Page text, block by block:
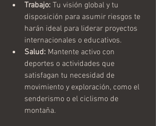
Trabajo: Tu visión global y tu
disposición para asumir riesgos te
harán ideal para liderar proyectos
internacionales o educativos.
Salud: Mantente activo con
deportes o actividades que
satisfagan tu necesidad de
movimiento y exploración, como el
senderismo o el ciclismo de
montaña.